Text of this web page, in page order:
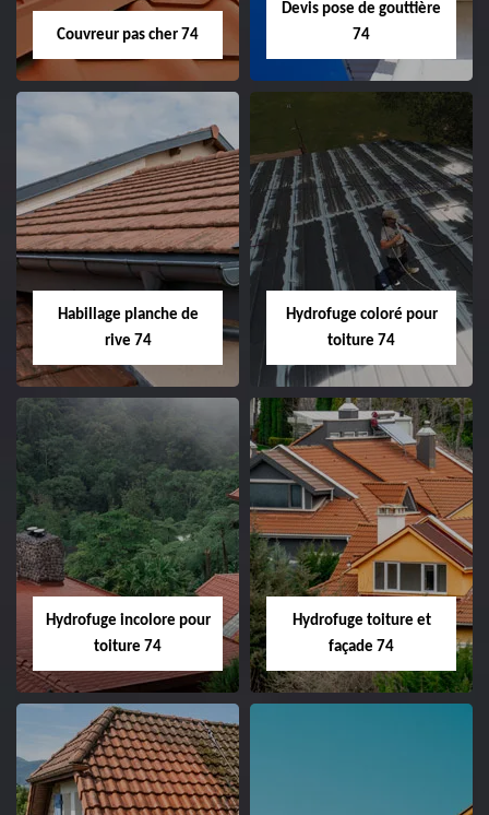
Couvreur pas cher 74
Devis pose de gouttière
74
Habillage planche de
rive 74
Hydrofuge coloré pour
toiture 74
Hydrofuge incolore pour
toiture 74
Hydrofuge toiture et
façade 74